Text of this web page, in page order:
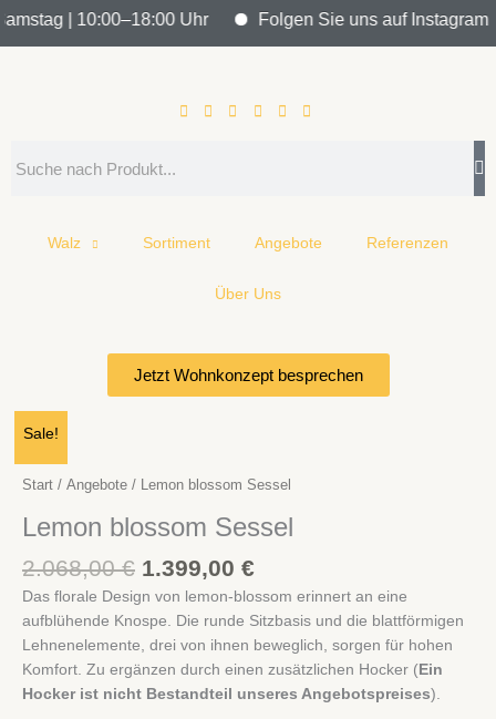
| 10:00–18:00 Uhr Folgen Sie uns auf Instagram
Walz Sortiment Angebote Referenzen
Über Uns
Jetzt Wohnkonzept besprechen
Sale!
Start / Angebote / Lemon blossom Sessel
Lemon blossom Sessel
2.068,00€
war:
1.399,00 €
ist:
Das florale Design von lemon-blossom erinnert an eine
aufblühende Knospe. Die runde Sitzbasis und die blattförmigen
Lehnenelemente, drei von ihnen beweglich, sorgen für hohen
Komfort. Zu ergänzen durch einen zusätzlichen Hocker ( Ein
Hocker ist nicht Bestandteil unseres Angebotspreises).